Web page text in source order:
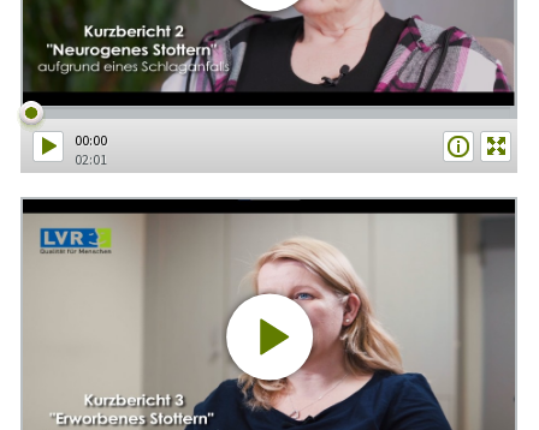
00:00
02:01